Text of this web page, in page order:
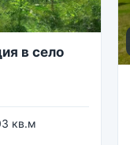
в село
кв.м